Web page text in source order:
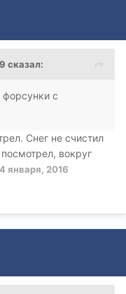
сказал:
форсунки с
Снег не счистил
вокруг
4 января, 2016